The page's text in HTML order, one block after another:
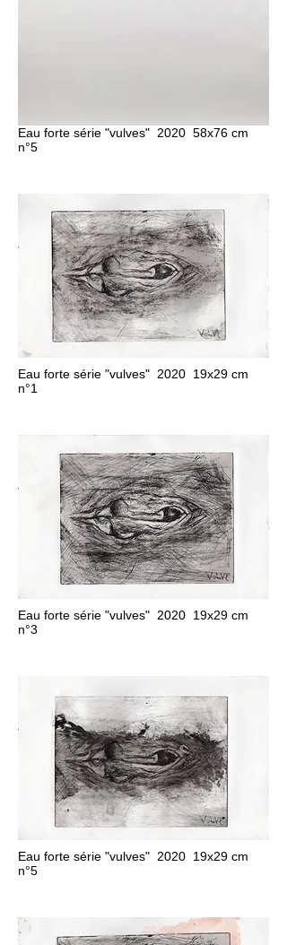
Eau forte série "vulves" 2020 58x76 cm
n°5
Eau forte série "vulves" 2020 19x29 cm
n°1
Eau forte série "vulves" 2020 19x29 cm
n°3
Eau forte série "vulves" 2020 19x29 cm
n°5